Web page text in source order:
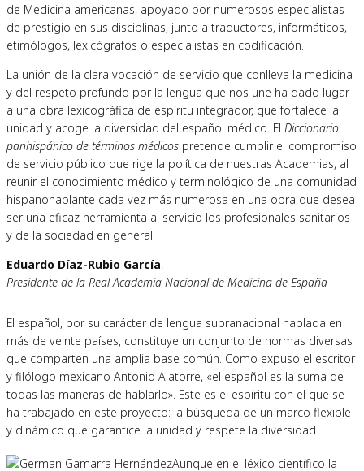
de Medicina americanas, apoyado por numerosos especialistas
de prestigio en sus disciplinas, junto a traductores, informáticos,
etimólogos, lexicógrafos o especialistas en codificación.
La unión de la clara vocación de servicio que conlleva la medicina
y del respeto profundo por la lengua que nos une ha dado lugar
a una obra lexicográfica de espíritu integrador, que fortalece la
unidad y acoge la diversidad del español médico. El Diccionario
panhispánico de términos médicos pretende cumplir el compromiso
de servicio público que rige la política de nuestras Academias, al
reunir el conocimiento médico y terminológico de una comunidad
hispanohablante cada vez más numerosa en una obra que desea
ser una eficaz herramienta al servicio los profesionales sanitarios
y de la sociedad en general.
Eduardo Díaz-Rubio García,
Presidente de la Real Academia Nacional de Medicina de España
El español, por su carácter de lengua supranacional hablada en
más de veinte países, constituye un conjunto de normas diversas
que comparten una amplia base común. Como expuso el escritor
y filólogo mexicano Antonio Alatorre, «el español es la suma de
todas las maneras de hablarlo». Este es el espíritu con el que se
ha trabajado en este proyecto: la búsqueda de un marco flexible
y dinámico que garantice la unidad y respete la diversidad.
Aunque en el léxico científico la